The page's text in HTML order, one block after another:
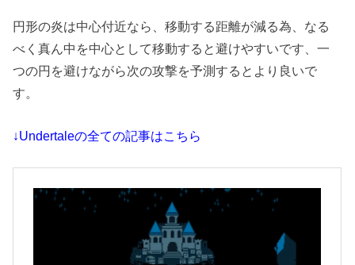
円形の炎は中心付近なら、移動する距離が減る為、なる
べく真ん中を中心として移動すると避けやすいです、一
つの円を避けながら次の攻撃を予測するとより良いで
す。
↓Undertaleの全ての記事はこちら